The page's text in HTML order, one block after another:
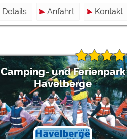
Details Anfahrt Kontakt
Camping- und Ferienpark
Havelberge